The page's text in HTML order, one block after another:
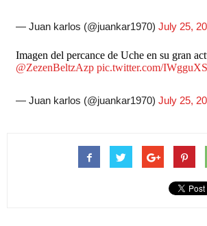
— Juan karlos (@juankar1970) July 25,
Imagen del percance de Uche en su gran
@ZezenBeltzAzp pic.twitter.com/
— Juan karlos (@juankar1970) July 25,